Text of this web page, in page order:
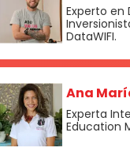
Experto en
DataWIFI.
Ana
Experta
Education